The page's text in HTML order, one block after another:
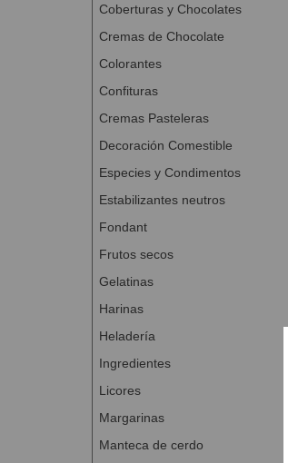
Coberturas y Chocolates
Cremas de Chocolate
Colorantes
Confituras
Cremas Pasteleras
Decoración Comestible
Especies y Condimentos
Estabilizantes neutros
Fondant
Frutos secos
Gelatinas
Harinas
Heladería
Ingredientes
Licores
Margarinas
Manteca de cerdo